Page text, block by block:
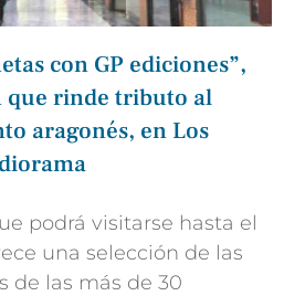
con GP ediciones”,
que rinde tributo al
aragonés, en Los
podrá visitarse hasta el
una selección de las
de las más de 30